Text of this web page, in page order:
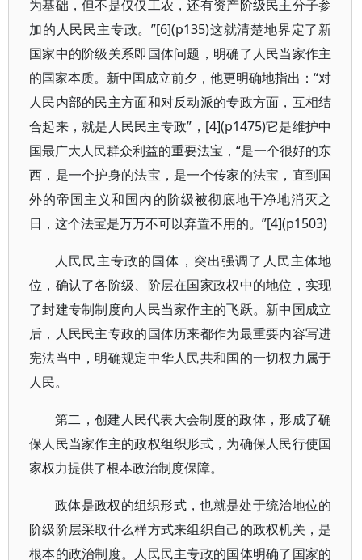
为基础，但不是仅仅工农，还有资产阶级民主分子参
加的人民民主专政。”[6](p135)这就清楚地界定了新
国家中的阶级关系即国体问题，明确了人民当家作主
的国家本质。新中国成立前夕，他更明确地指出：“对
人民内部的民主方面和对反动派的专政方面，互相结
合起来，就是人民民主专政”，[4](p1475)它是维护中
国最广大人民群众利益的重要法宝，“是一个很好的东
西，是一个护身的法宝，是一个传家的法宝，直到国
外的帝国主义和国内的阶级被彻底地干净地消灭之
日，这个法宝是万万不可以弃置不用的。”[4](p1503)
人民民主专政的国体，突出强调了人民主体地
位，确认了各阶级、阶层在国家政权中的地位，实现
了封建专制制度向人民当家作主的飞跃。新中国成立
后，人民民主专政的国体历来都作为最重要内容写进
宪法当中，明确规定中华人民共和国的一切权力属于
人民。
第二，创建人民代表大会制度的政体，形成了确
保人民当家作主的政权组织形式，为确保人民行使国
家权力提供了根本政治制度保障。
政体是政权的组织形式，也就是处于统治地位的
阶级阶层采取什么样方式来组织自己的政权机关，是
根本的政治制度。人民民主专政的国体明确了国家的